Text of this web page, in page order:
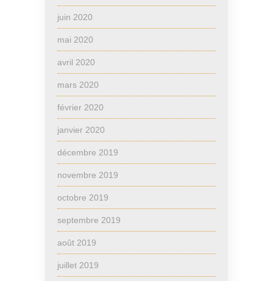
juin 2020
mai 2020
avril 2020
mars 2020
février 2020
janvier 2020
décembre 2019
novembre 2019
octobre 2019
septembre 2019
août 2019
juillet 2019